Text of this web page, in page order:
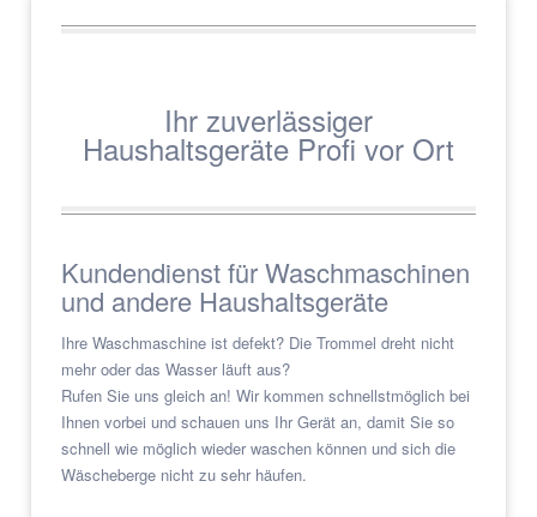
Ihr zuverlässiger
Haushaltsgeräte Profi vor Ort
Kundendienst für Waschmaschinen
und andere Haushaltsgeräte
Ihre Waschmaschine ist defekt? Die Trommel dreht nicht
mehr oder das Wasser läuft aus?
Rufen Sie uns gleich an! Wir kommen schnellstmöglich bei
Ihnen vorbei und schauen uns Ihr Gerät an, damit Sie so
schnell wie möglich wieder waschen können und sich die
Wäscheberge nicht zu sehr häufen.